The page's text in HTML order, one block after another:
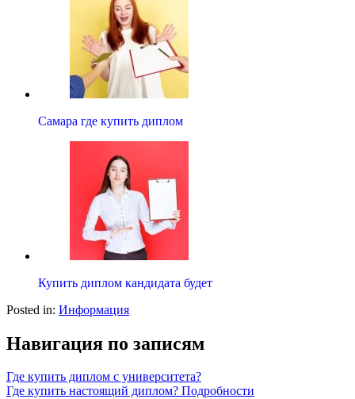
Самара где купить диплом
Купить диплом кандидата будет
Posted in: Информация
Навигация по записям
Где купить диплом с университета?
Где купить настоящий диплом? Подробности